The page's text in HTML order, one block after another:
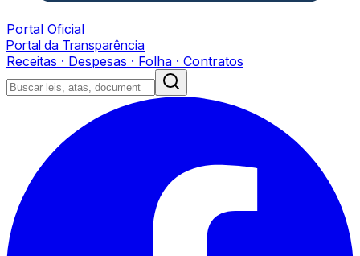
Portal Oficial
Portal da Transparência
Receitas · Despesas · Folha · Contratos